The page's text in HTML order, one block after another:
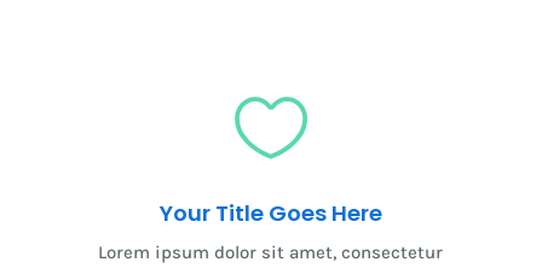

Your Title Goes Here
Lorem ipsum dolor sit amet, consectetur